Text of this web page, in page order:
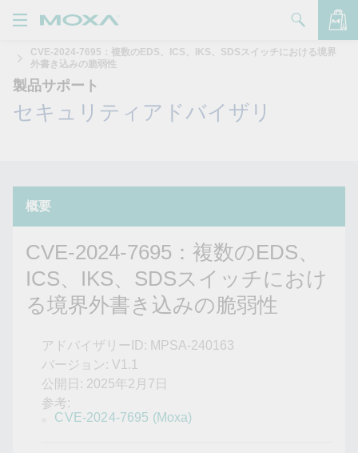
製品
ソリューション
購入方法
Moxaについて
パートナー・ゾーン
My Moxa
CVE-2024-7695：複数のEDS、ICS、IKS、SDSスイッチにおける境界
外書き込みの脆弱性
製品サポート
セキュリティアドバイザリ
概要
CVE-2024-7695：複数のEDS、
ICS、IKS、SDSスイッチにおけ
る境界外書き込みの脆弱性
アドバイザリーID: MPSA-240163
バージョン: V1.1
公開日: 2025年2月7日
参考:
CVE-2024-7695 (Moxa)
バッグを見る